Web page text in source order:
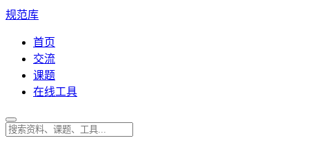
规范库
首页
交流
课题
在线工具